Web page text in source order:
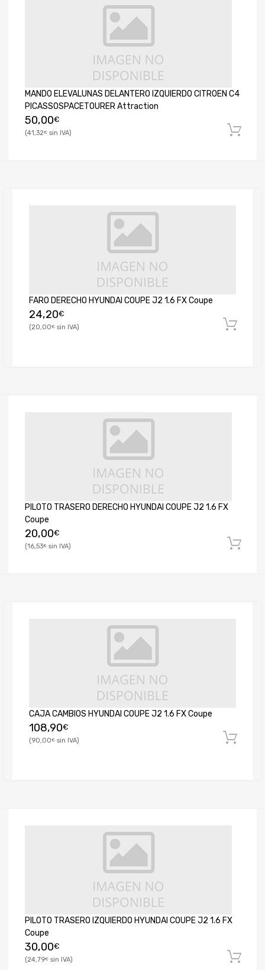
MANDO ELEVALUNAS DELANTERO IZQUIERDO CITROEN C4
PICASSOSPACETOURER Attraction
50,00€
41,32€
FARO DERECHO HYUNDAI COUPE J2 1.6 FX Coupe
24,20€
20,00€
PILOTO TRASERO DERECHO HYUNDAI COUPE J2 1.6 FX
Coupe
20,00€
16,53€
CAJA CAMBIOS HYUNDAI COUPE J2 1.6 FX Coupe
108,90€
90,00€
PILOTO TRASERO IZQUIERDO HYUNDAI COUPE J2 1.6 FX
Coupe
30,00€
24,79€